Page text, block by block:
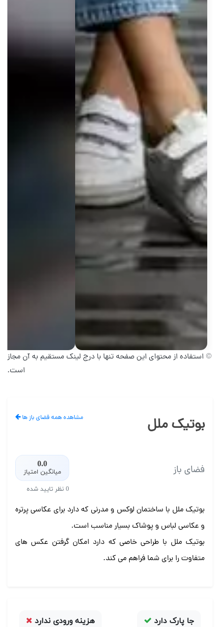
© استفاده از محتوای این صفحه تنها با درج لینک مستقیم به آن مجاز
است.
بوتیک ملل مشاهده همه فضای باز ها
فضای باز 0.0
میانگین امتیاز
0 نظر تایید شده
بوتیک ملل با ساختمان لوکس و مدرنی که دارد برای عکاسی پرتره
و عکاسی لباس و پوشاک بسیار مناسب است.
بوتیک ملل با طراحی خاصی که دارد امکان گرفتن عکس های
متفاوت را برای شما فراهم می کند.
جا پارک دارد هزینه ورودی ندارد